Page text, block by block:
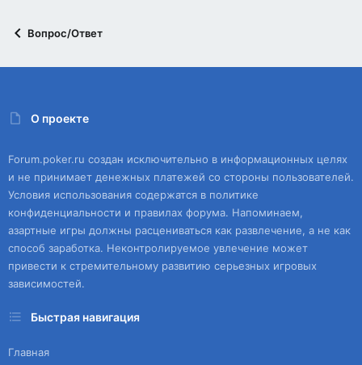
Вопрос/Ответ
О проекте
Forum.poker.ru создан исключительно в информационных целях
и не принимает денежных платежей со стороны пользователей.
Условия использования содержатся в политике
конфиденциальности и правилах форума. Напоминаем,
азартные игры должны расцениваться как развлечение, а не как
способ заработка. Неконтролируемое увлечение может
привести к стремительному развитию серьезных игровых
зависимостей.
Быстрая навигация
Главная